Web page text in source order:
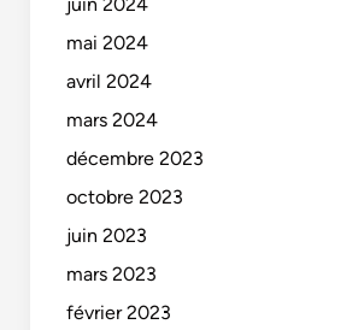
mai 2024
avril 2024
mars 2024
décembre 2023
octobre 2023
juin 2023
mars 2023
février 2023